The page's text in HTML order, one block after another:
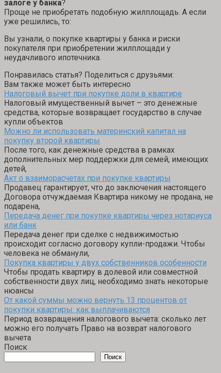
залоге у банка?
Проще не приобретать подобную жилплощадь. А если
уже решились, то:
Вы узнали, о покупке квартиры у банка и риски
покупателя при приобретении жилплощади у
неудачливого ипотечника.
Понравилась статья? Поделиться с друзьями:
Вам также может быть интересно
Налоговый вычет при покупке доли в квартире
Налоговый имущественный вычет – это денежные
средства, которые возвращает государство в случае
купли объектов
Можно ли использовать материнский капитал на
покупку второй квартиры
После того, как денежные средства в рамках
дополнительных мер поддержки для семей, имеющих
детей,
Акт о взаиморасчетах при покупке квартиры
Продавец гарантирует, что до заключения настоящего
Договора отчуждаемая Квартира никому не продана, не
подарена,
Передача денег при покупке квартиры через нотариуса
или банк
Передача денег при сделке с недвижимостью
происходит согласно договору купли-продажи. Чтобы
человека не обманули,
Покупка квартиры у двух собственников особенности
Чтобы продать квартиру в долевой или совместной
собственности двух лиц, необходимо знать некоторые
нюансы
От какой суммы можно вернуть 13 процентов от
покупки квартиры: как выплачиваются
Период возвращения налогового вычета: сколько лет
можно его получать Право на возврат налогового
вычета
Поиск
Поиск